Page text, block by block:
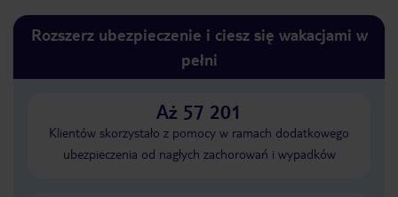
Rozszerz ubezpieczenie i ciesz się wakacjami w
pełni
Aż 57 201
Klientów skorzystało z pomocy w ramach dodatkowego
ubezpieczenia od nagłych zachorowań i wypadków